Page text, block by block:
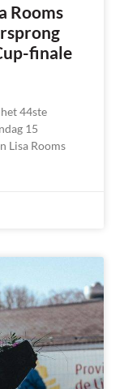
Rooms
finale
44ste
15
Lisa Rooms